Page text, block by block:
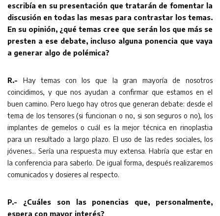
escribía en su presentación que tratarán de fomentar la
discusión en todas las mesas para contrastar los temas.
En su opinión, ¿qué temas cree que serán los que más se
presten a ese debate, incluso alguna ponencia que vaya
a generar algo de polémica?
R.- Hay temas con los que la gran mayoría de nosotros
coincidimos, y que nos ayudan a confirmar que estamos en el
buen camino. Pero luego hay otros que generan debate: desde el
tema de los tensores (si funcionan o no, si son seguros o no), los
implantes de gemelos o cuál es la mejor técnica en rinoplastia
para un resultado a largo plazo. El uso de las redes sociales, los
jóvenes… Sería una respuesta muy extensa. Habría que estar en
la conferencia para saberlo. De igual forma, después realizaremos
comunicados y dosieres al respecto.
P.- ¿Cuáles son las ponencias que, personalmente,
espera con mayor interés?